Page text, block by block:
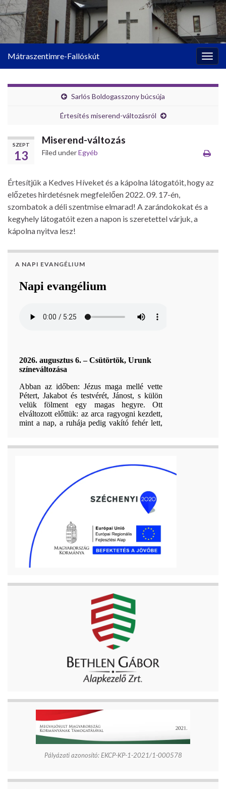
Mátraszentimre-Fallóskút
Sarlós Boldogasszony búcsúja
Értesítés miserend-változásról
SZEPT
13
Miserend-változás
Filed underEgyéb
Értesítjük a Kedves Híveket és a kápolna látogatóit, hogy az
előzetes hirdetésnek megfelelően 2022. 09. 17-én,
szombatok a déli szentmise elmarad! A zarándokokat és a
kegyhely látogatóit ezen a napon is szeretettel várjuk, a
kápolna nyitva lesz!
A NAPI EVANGÉLIUM
Pályázati azonosító: EKCP-KP-1-2021/1-000578